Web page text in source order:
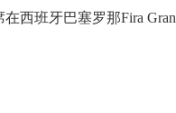
在西班牙巴塞罗那Fira